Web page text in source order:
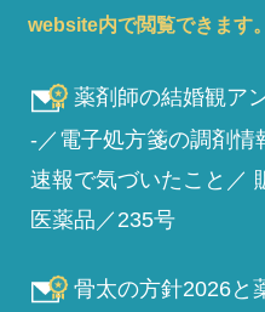
website内で閲覧できます。
薬剤師の結婚観ア
-／電子処方箋の調剤情
速報で気づいたこと／
医薬品／235号
骨太の方針2026と